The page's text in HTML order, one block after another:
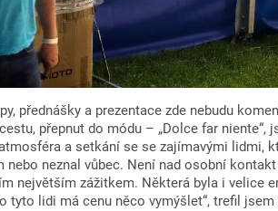
přednášky a prezentace zde nebudu
přepnut do módu – „Dolce far niente“,
a setkání se se zajímavými lidmi,
neznal vůbec. Není nad osobní
největším zážitkem. Některá byla i velice
tyto lidi má cenu něco vymýšlet“, trefil